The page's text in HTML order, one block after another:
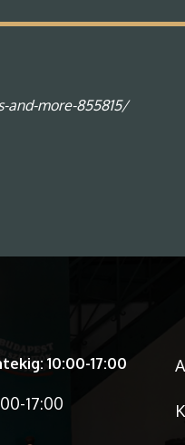
more-855815/
10:00-17:00
17:00